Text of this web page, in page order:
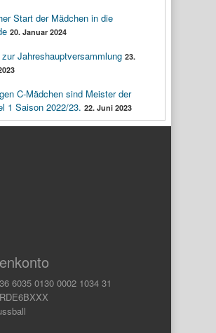
Start der Mädchen in die
20. Januar 2024
Jahreshauptversammlung 23.
C-Mädchen sind Meister der
1 Saison 2022/23. 22. Juni 2023
6035 0130 0002 1034 31